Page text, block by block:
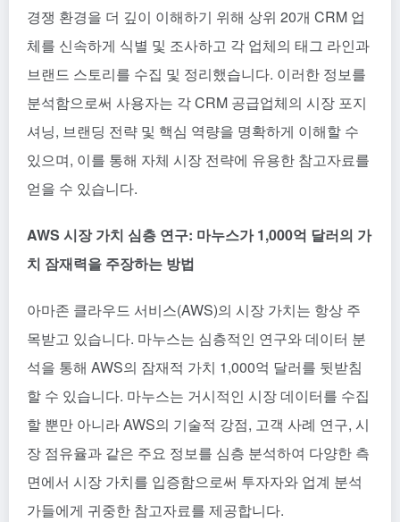
경쟁 환경을 더 깊이 이해하기 위해 상위 20개 CRM 업
체를 신속하게 식별 및 조사하고 각 업체의 태그 라인과
브랜드 스토리를 수집 및 정리했습니다. 이러한 정보를
분석함으로써 사용자는 각 CRM 공급업체의 시장 포지
셔닝, 브랜딩 전략 및 핵심 역량을 명확하게 이해할 수
있으며, 이를 통해 자체 시장 전략에 유용한 참고자료를
얻을 수 있습니다.
AWS 시장 가치 심층 연구: 마누스가 1,000억 달러의 가
치 잠재력을 주장하는 방법
아마존 클라우드 서비스(AWS)의 시장 가치는 항상 주
목받고 있습니다. 마누스는 심층적인 연구와 데이터 분
석을 통해 AWS의 잠재적 가치 1,000억 달러를 뒷받침
할 수 있습니다. 마누스는 거시적인 시장 데이터를 수집
할 뿐만 아니라 AWS의 기술적 강점, 고객 사례 연구, 시
장 점유율과 같은 주요 정보를 심층 분석하여 다양한 측
면에서 시장 가치를 입증함으로써 투자자와 업계 분석
가들에게 귀중한 참고자료를 제공합니다.